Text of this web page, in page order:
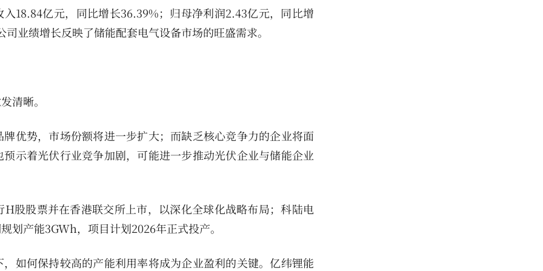
18.84亿元，同比增长36.39%；归母净利润2.43亿元，同比增
业绩增长反映了储能配套电气设备市场的旺盛需求。
清晰。
优势，市场份额将进一步扩大；而缺乏核心竞争力的企业将面
示着光伏行业竞争加剧，可能进一步推动光伏企业与储能企业
股股票并在香港联交所上市，以深化全球化战略布局；科陆电
划产能3GWh，项目计划2026年正式投产。
如何保持较高的产能利用率将成为企业盈利的关键。亿纬锂能